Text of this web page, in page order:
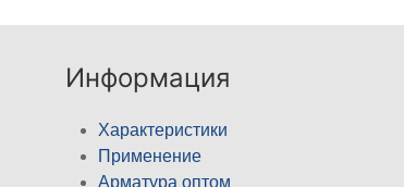
Информация
Характеристики
Применение
Арматура оптом